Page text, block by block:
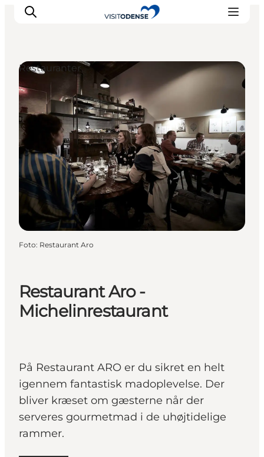
Oplev Odense
Det sker i Odense
Planlæg din tur
Inspiration
Restaurant Aro -
Michelinrestaurant
På Restaurant ARO er du sikret en helt
igennem fantastisk madoplevelse. Der
bliver kræset om gæsterne når der
serveres gourmetmad i de uhøjtidelige
rammer.
Restauranter
Foto: Restaurant Aro